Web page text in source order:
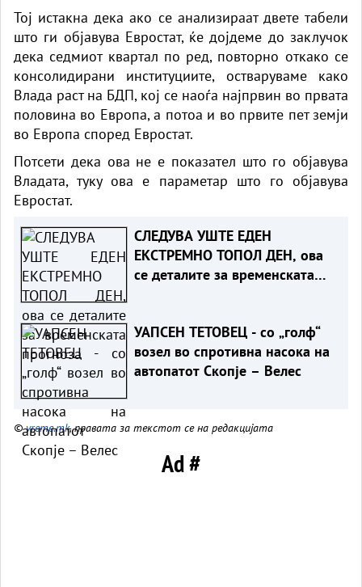
Тој истакна дека ако се анализираат двете табели
што ги објавува Евростат, ќе дојдеме до заклучок
дека седмиот квартал по ред, повторно откако се
консолидирани институциите, остваруваме како
Влада раст на БДП, кој се наоѓа најпрвин во првата
половина во Европа, а потоа и во првите пет земји
во Европа според Евростат.
Потсети дека ова не е показател што го објавува
Владата, туку ова е параметар што го објавува
Евростат.
СЛЕДУВА УШТЕ ЕДЕН
ЕКСТРЕМНО ТОПОЛ ДЕН, ова
се деталите за временската
УАПСЕН ТЕТОВЕЦ - со „голф“
возел во спротивна насока на
автопатот Скопје – Велес
©vreme.mk, правата за текстот се на редакцијата
Ad #